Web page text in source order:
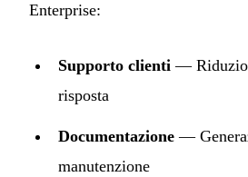
Enterprise:
Supporto clienti —
risposta
Documentazione —
manutenzione